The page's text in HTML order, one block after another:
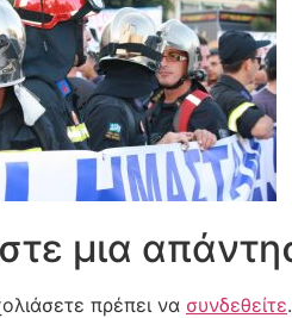
μια
πρέπει να συνδεθείτε.